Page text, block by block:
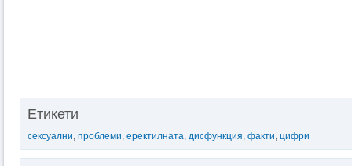
Етикети
сексуални, проблеми, еректилната, дисфункция, факти, цифри